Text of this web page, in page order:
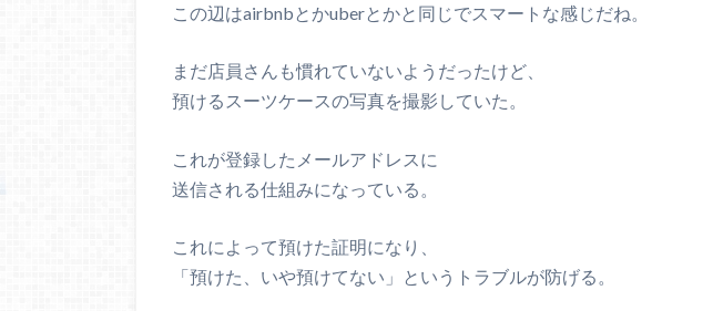
この辺はairbnbとかuberとかと同じでスマートな感じだね。
まだ店員さんも慣れていないようだったけど、
預けるスーツケースの写真を撮影していた。
これが登録したメールアドレスに
送信される仕組みになっている。
これによって預けた証明になり、
「預けた、いや預けてない」というトラブルが防げる。